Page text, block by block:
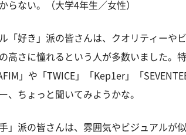
らない。（大学4年生／女性）
「好き」派の皆さんは、クオリティーや
高さに憧れるという人が多数いました。
」や「TWICE」「Kep1er」「
、ちょっと聞いてみようかな。
」派の皆さんは、雰囲気やビジュアルが